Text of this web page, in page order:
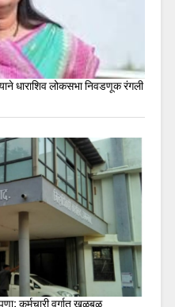
धाराशिव लोकसभा निवडणूक रंगली
कर्मचारी वर्गात खळबळ